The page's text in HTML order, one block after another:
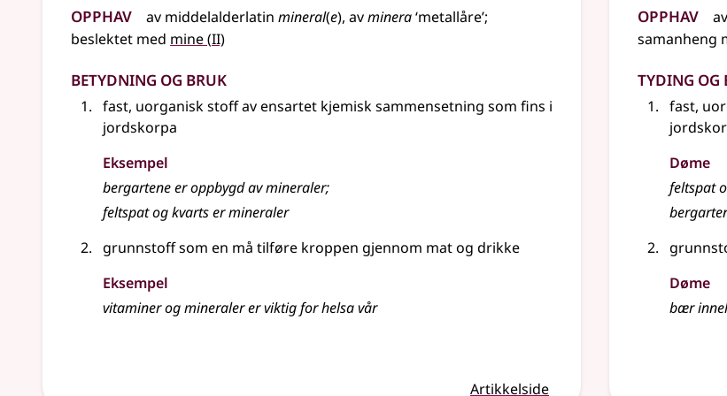
Opphav av middelalderlatin mineral(e), avminera‘metallåre’;
beslektet med mine(2
II)
Betydning og bruk
fast, uorganisk stoff av ensartet kjemisk sammensetning som fins i
jordskorpa
Eksempel
bergartene er oppbygd avmineraler;
feltspat og kvarts ermineraler
grunnstoff som en må tilføre kroppen gjennom mat og drikke
Eksempel
vitaminer og mineraler er viktig for helsa vår
Artikkelside
Opphav av
samanheng
Tyding
fast,
Døme
feltspat
Døme
bær